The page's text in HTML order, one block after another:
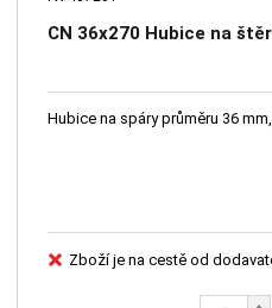
CN 36x270 Hubice na
Hubice na spáry průměru 36
Zboží je na cestě od